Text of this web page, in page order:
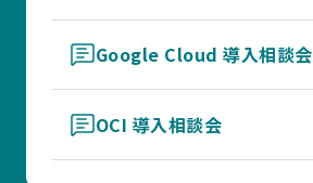
Google Cloud 導入相談会
OCI 導入相談会